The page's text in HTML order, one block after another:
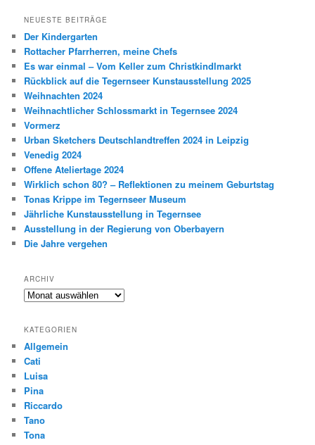
NEUESTE BEITRÄGE
Der Kindergarten
Rottacher Pfarrherren, meine Chefs
Es war einmal – Vom Keller zum Christkindlmarkt
Rückblick auf die Tegernseer Kunstausstellung 2025
Weihnachten 2024
Weihnachtlicher Schlossmarkt in Tegernsee 2024
Vormerz
Urban Sketchers Deutschlandtreffen 2024 in Leipzig
Venedig 2024
Offene Ateliertage 2024
Wirklich schon 80? – Reflektionen zu meinem Geburtstag
Tonas Krippe im Tegernseer Museum
Jährliche Kunstausstellung in Tegernsee
Ausstellung in der Regierung von Oberbayern
Die Jahre vergehen
ARCHIV
Archiv
KATEGORIEN
Allgemein
Cati
Luisa
Pina
Riccardo
Tano
Tona